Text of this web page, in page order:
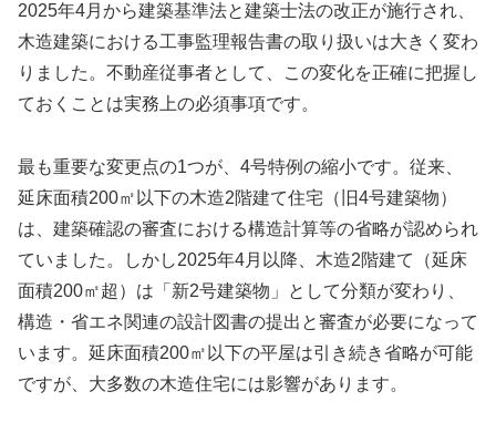
2025年4月から建築基準法と建築士法の改正が施行され、
木造建築における工事監理報告書の取り扱いは大きく変わ
りました。不動産従事者として、この変化を正確に把握し
ておくことは実務上の必須事項です。
最も重要な変更点の1つが、4号特例の縮小です。従来、
延床面積200㎡以下の木造2階建て住宅（旧4号建築物）
は、建築確認の審査における構造計算等の省略が認められ
ていました。しかし2025年4月以降、木造2階建て（延床
面積200㎡超）は「新2号建築物」として分類が変わり、
構造・省エネ関連の設計図書の提出と審査が必要になって
います。延床面積200㎡以下の平屋は引き続き省略が可能
ですが、大多数の木造住宅には影響があります。